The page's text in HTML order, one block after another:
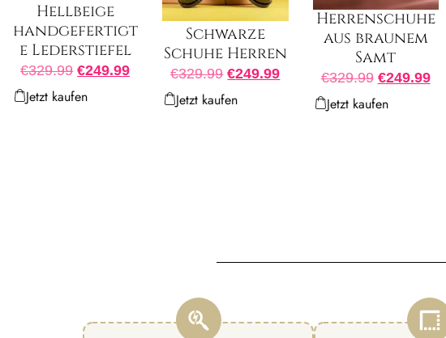
Hellbeige
handgefertigt
e Lederstiefel
€329.99 €249.99
Jetzt kaufen
Schwarze
Schuhe Herren
€329.99 €249.99
Jetzt kaufen
Herrenschuhe
aus braunem
Samt
€329.99 €249.99
Jetzt kaufen